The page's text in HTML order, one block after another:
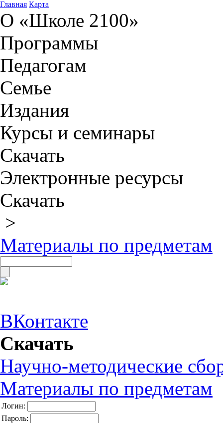
Главная Карта
О «Школе 2100»
Программы
Педагогам
Семье
Издания
Курсы и семинары
Скачать
Электронные ресурсы
Скачать
>
Материалы по предметам
ВКонтакте
Скачать
Научно-методические
Материалы по предметам
Логин:
Пароль: